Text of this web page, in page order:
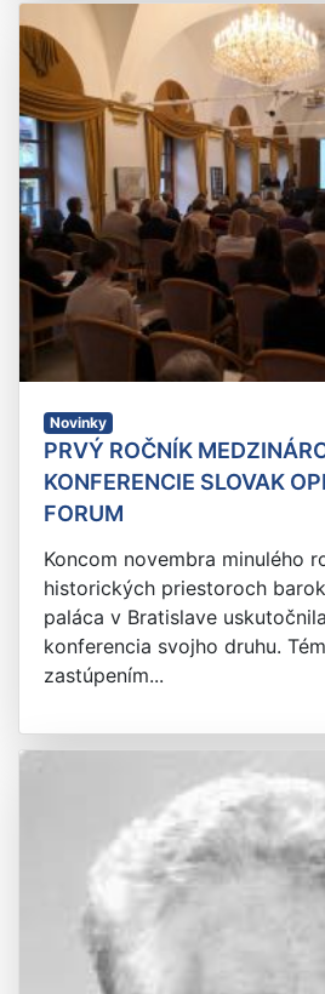
Novinky
PRVÝ ROČNÍK
KONFERENCIE SLOVAK
FORUM
Koncom novembra minulého
historických priestoroch
paláca v Bratislave
konferencia svojho druhu.
zastúpením...